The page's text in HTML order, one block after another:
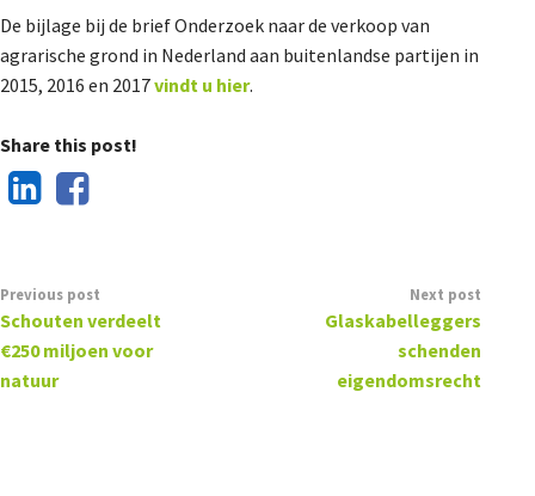
De bijlage bij de brief Onderzoek naar de verkoop van
agrarische grond in Nederland aan buitenlandse partijen in
2015, 2016 en 2017vindt u hier.
Share this post!
Previous post
Schouten verdeelt
€250 miljoen voor
natuur
Next post
Glaskabelleggers
schenden
eigendomsrecht